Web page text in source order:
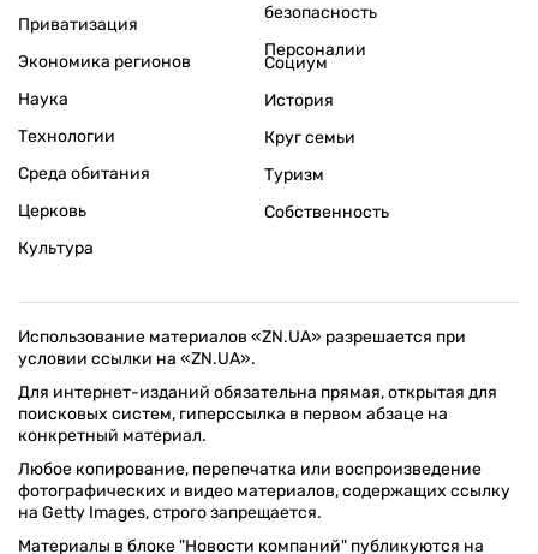
Приватизация
Экономика регионов
безопасность
Персоналии
Наука
Технологии
Среда обитания
Церковь
Культура
Социум
История
Круг семьи
Туризм
Собственность
Использование материалов «ZN.UA» разрешается при
условии ссылки на «ZN.UA».
Для интернет-изданий обязательна прямая, открытая для
поисковых систем, гиперссылка в первом абзаце на
конкретный материал.
Любое копирование, перепечатка или воспроизведение
фотографических и видео материалов, содержащих ссылку
на Getty Images, строго запрещается.
Материалы в блоке "Новости компаний" публикуются на